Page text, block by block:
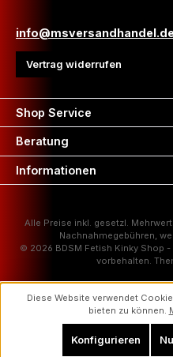
Vertrag widerrufen
Shop Service
Beratung
Informationen
Alle Preise inkl. gesetzl.
Nachnahmegebühren,
© 2026 BDSM Fetish Kinky Shop
vorbehalten.
Diese Website verwendet
bieten zu können.
Konfigurieren